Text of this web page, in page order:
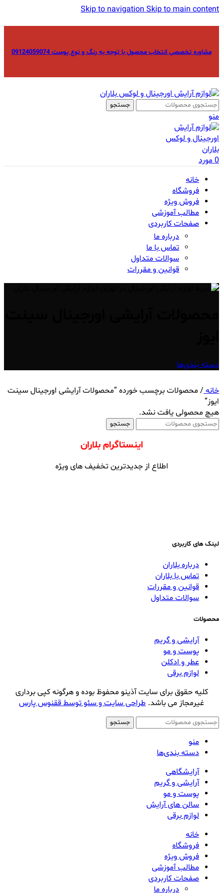
Skip to navigationSkip to main content
مشاوره تخصصی انتخاب محصول با توجه به رنگ و نوع پوست 09124059074
جستجو
منو
0مورد
خانه
فروشگاه
فروش ویژه
مطالب آموزشی
صفحات کاربردی
درباره ما
تماس با ما
سوالات متداول
قوانین و مقررات
دسته بندی‌ها
خانه/ محصولات برچسب خورده “محصولات آرایشی اورجینال سینت
ایوز”
هیچ محصولی یافت نشد.
جستجو
اینستاگرام بلاران
اطلاع از جدیدترین تخفیف های ویژه
لینک های کاربردی
درباره بلاران
تماس با بلاران
قوانین و مقررات
سوالات متداول
محصولات
آرایشی و گریم
پوست و مو
عطر و ادکلن
لوازم برقی
کلیه حقوق برای سایت آذینو محفوظ بوده و هرگونه کپی برداری
غیرمجاز می باشد. طراحی سایت و سئو توسط ققنوس پارس
جستجو
منو
دسته بندی‌ها
آرایشگاهی
آرایشی و گریم
پوست و مو
سالن های آرایش
لوازم برقی
خانه
فروشگاه
فروش ویژه
مطالب آموزشی
صفحات کاربردی
درباره ما